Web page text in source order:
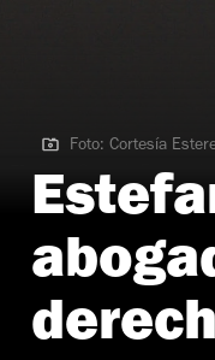
Foto: Cortesía
Foto: Cortesía